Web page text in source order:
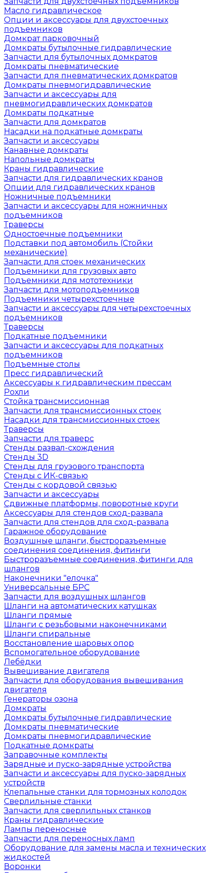
Масло гидравлическое
Опции и аксессуары для двухстоечных
подъемников
Домкрат парковочный
Домкраты бутылочные гидравлические
Запчасти для бутылочных домкратов
Домкраты пневматические
Запчасти для пневматических домкратов
Домкраты пневмогидравлические
Запчасти и аксессуары для
пневмогидравлических домкратов
Домкраты подкатные
Запчасти для домкратов
Насадки на подкатные домкраты
Запчасти и аксессуары
Канавные домкраты
Напольные домкраты
Краны гидравлические
Запчасти для гидравлических кранов
Опции для гидравлических кранов
Ножничные подъемники
Запчасти и аксессуары для ножничных
подъемников
Траверсы
Одностоечные подъемники
Подставки под автомобиль (Стойки
механические)
Запчасти для стоек механических
Подъемники для грузовых авто
Подъемники для мототехники
Запчасти для мотоподъемников
Подъемники четырехстоечные
Запчасти и аксессуары для четырехстоечных
подъемников
Траверсы
Подкатные подъемники
Запчасти и аксессуары для подкатных
подъемников
Подъемные столы
Пресс гидравлический
Аксессуары к гидравлическим прессам
Рохли
Стойка трансмиссионная
Запчасти для трансмиссионных стоек
Насадки для трансмиссионных стоек
Траверсы
Запчасти для траверс
Стенды развал-схождения
Стенды 3D
Стенды для грузового транспорта
Стенды с ИК-связью
Стенды с кордовой связью
Запчасти и аксессуары
Сдвижные платформы, поворотные круги
Аксессуары для стендов сход-развала
Запчасти для стендов для сход-развала
Гаражное оборудование
Воздушные шланги, быстроразъемные
соединения соединения, фитинги
Быстроразъемные соединения, фитинги для
шлангов
Наконечники "елочка"
Универсальные БРС
Запчасти для воздушных шлангов
Шланги на автоматических катушках
Шланги прямые
Шланги с резьбовыми наконечниками
Шланги спиральные
Восстановление шаровых опор
Вспомогательное оборудование
Лебёдки
Вывешивание двигателя
Запчасти для оборудования вывешивания
двигателя
Генераторы озона
Домкраты
Домкраты бутылочные гидравлические
Домкраты пневматические
Домкраты пневмогидравлические
Подкатные домкраты
Заправочные комплекты
Зарядные и пуско-зарядные устройства
Запчасти и аксессуары для пуско-зарядных
устройств
Клепальные станки для тормозных колодок
Сверлильные станки
Запчасти для сверлильных станков
Краны гидравлические
Лампы переносные
Запчасти для переносных ламп
Оборудование для замены масла и технических
жидкостей
Воронки